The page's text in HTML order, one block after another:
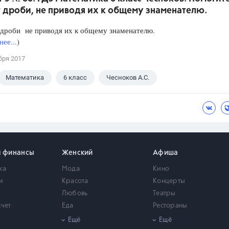
дроби, не приводя их к общему знаменателю.
не приводя их к общему знаменателю.
)
2017
Математика 6 класс Чесноков А.С.
финансы Женский
Мода
Красота
Любовь
Еда
Здоровье
Ещё
Афиша
Кино
Концерты
Театры
Рестораны
Город
Ещё